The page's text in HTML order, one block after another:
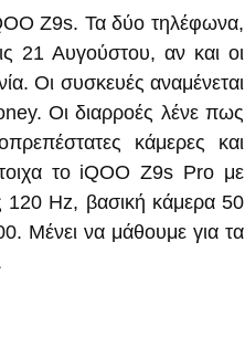
Z9s. Τα δύο τηλέφωνα,
21 Αυγούστου, αν και οι
Οι συσκευές αναμένεται
Οι διαρροές λένε πως
κάμερες και
το iQOO Z9s Pro με
Hz, βασική κάμερα 50
Μένει να μάθουμε για τα